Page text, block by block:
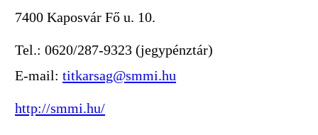
7400 Kaposvár Fő u. 10.
Tel.: 0620/287-9323 (jegypénztár)
E-mail: titkarsag@smmi.hu
http://smmi.hu/